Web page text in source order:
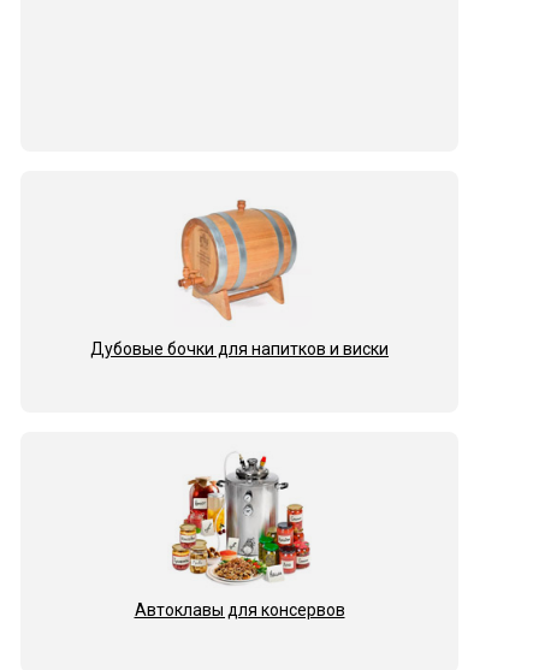
Дубовые бочки для напитков и виски
Автоклавы для консервов